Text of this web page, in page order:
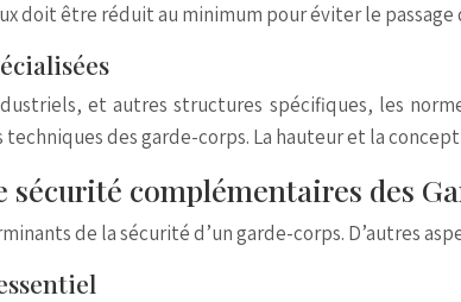
doit être réduit au minimum pour éviter le
et autres structures spécifiques, les
des garde-corps. La hauteur et la
sécurité complémentaires des
de la sécurité d’un garde-corps. D’autres